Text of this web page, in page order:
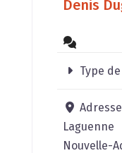
Denis
Type
Laguenne
Nouvelle-